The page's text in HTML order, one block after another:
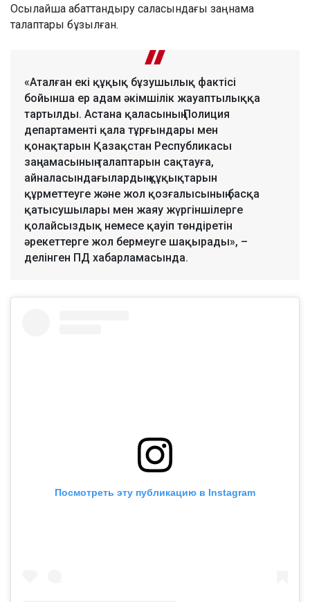
Осылайша абаттандыру саласындағы заңнама
талаптары бұзылған.
«Аталған екі құқық бұзушылық фактісі
бойынша ер адам әкімшілік жауаптылыққа
тартылды. Астана қаласының Полиция
департаменті қала тұрғындары мен
қонақтарын Қазақстан Республикасы
заңнамасының талаптарын сақтауға,
айналасындағылардың құқықтарын
құрметтеуге және жол қозғалысының басқа
қатысушылары мен жаяу жүргіншілерге
қолайсыздық немесе қауіп төндіретін
әрекеттерге жол бермеуге шақырады», –
делінген ПД хабарламасында.
Посмотреть эту публикацию в Instagram